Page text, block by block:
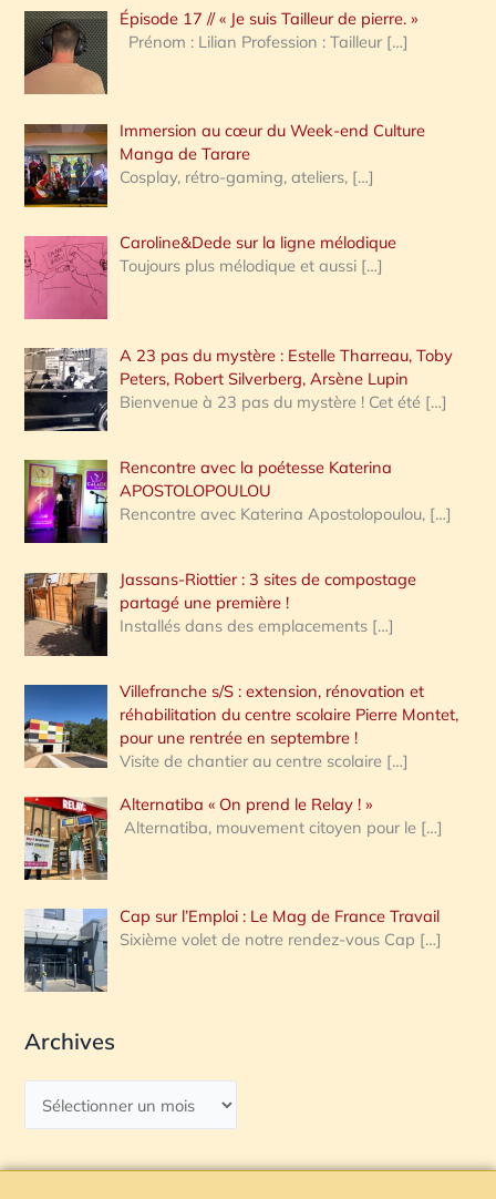
h
e
:
Épisode 17 // « Je suis Tailleur de pierre. »
Prénom : Lilian Profession : Tailleur […]
Immersion au cœur du Week-end Culture
Manga de Tarare
Cosplay, rétro-gaming, ateliers, […]
Caroline&Dede sur la ligne mélodique
Toujours plus mélodique et aussi […]
A 23 pas du mystère : Estelle Tharreau, Toby
Peters, Robert Silverberg, Arsène Lupin
Bienvenue à 23 pas du mystère ! Cet été […]
Rencontre avec la poétesse Katerina
APOSTOLOPOULOU
Rencontre avec Katerina Apostolopoulou, […]
Jassans-Riottier : 3 sites de compostage
partagé une première !
Installés dans des emplacements […]
Villefranche s/S : extension, rénovation et
réhabilitation du centre scolaire Pierre Montet,
pour une rentrée en septembre !
Visite de chantier au centre scolaire […]
Alternatiba « On prend le Relay ! »
Alternatiba, mouvement citoyen pour le […]
Cap sur l’Emploi : Le Mag de France Travail
Sixième volet de notre rendez-vous Cap […]
Archives